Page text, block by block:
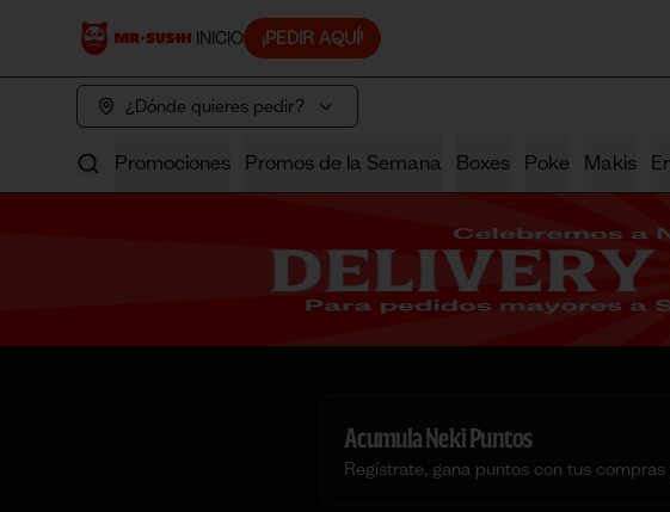
INICIO ¡PEDIR AQUÍ!
¿Dónde quieres pedir?
Promociones Promos de la Semana Boxes Poke Makis
AcumulaNeki Puntos
Regístrate, gana puntos con tus